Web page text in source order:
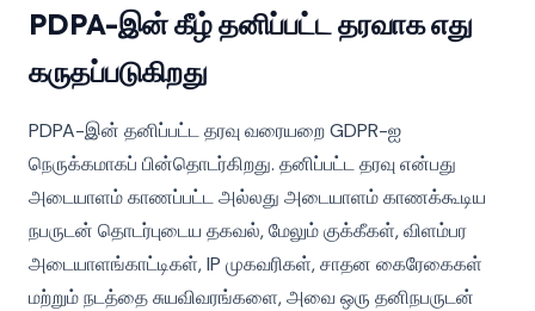
PDPA-இன் கீழ் தனிப்பட்ட தரவாக எது
கருதப்படுகிறது
PDPA-இன் தனிப்பட்ட தரவு வரையறை GDPR-ஐ
நெருக்கமாகப் பின்தொடர்கிறது. தனிப்பட்ட தரவு என்பது
அடையாளம் காணப்பட்ட அல்லது அடையாளம் காணக்கூடிய
நபருடன் தொடர்புடைய தகவல், மேலும் குக்கீகள், விளம்பர
அடையாளங்காட்டிகள், IP முகவரிகள், சாதன கைரேகைகள்
மற்றும் நடத்தை சுயவிவரங்களை, அவை ஒரு தனிநபருடன்